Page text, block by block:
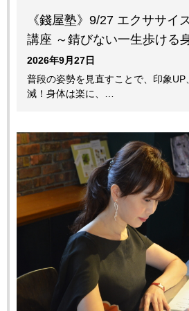
《錢屋塾》9/27 エクササイ
講座 ～錆びない一生歩ける
2026年9月27日
普段の姿勢を見直すことで、印象
減！身体は楽に、…